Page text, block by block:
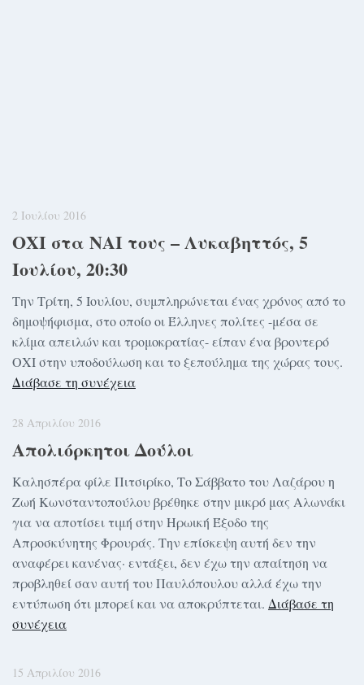
2 Ιουλίου 2016
ΟΧΙ στα ΝΑΙ τους – Λυκαβηττός, 5
Ιουλίου, 20:30
Την Τρίτη, 5 Ιουλίου, συμπληρώνεται ένας χρόνος από το
δημοψήφισμα, στο οποίο οι Έλληνες πολίτες -μέσα σε
κλίμα απειλών και τρομοκρατίας- είπαν ένα βροντερό
ΟΧΙ στην υποδούλωση και το ξεπούλημα της χώρας τους.
Διάβασε τη συνέχεια
28 Απριλίου 2016
Απολιόρκητοι Δούλοι
Καλησπέρα φίλε Πιτσιρίκο, Το Σάββατο του Λαζάρου η
Ζωή Κωνσταντοπούλου βρέθηκε στην μικρό μας Αλωνάκι
για να αποτίσει τιμή στην Ηρωική Έξοδο της
Απροσκύνητης Φρουράς. Την επίσκεψη αυτή δεν την
αναφέρει κανένας· εντάξει, δεν έχω την απαίτηση να
προβληθεί σαν αυτή του Παυλόπουλου αλλά έχω την
εντύπωση ότι μπορεί και να αποκρύπτεται. Διάβασε τη
συνέχεια
15 Απριλίου 2016